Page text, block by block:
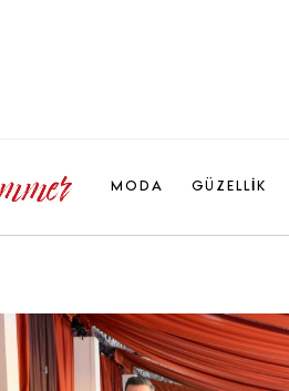
MODA GÜZELLİK